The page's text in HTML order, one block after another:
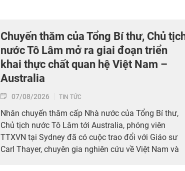
Chuyến thăm của Tổng Bí thư, Chủ
nước Tô Lâm mở ra giai đoạn triển
khai thực chất quan hệ Việt Nam –
Australia
07/08/2026 TIN TỨC
Nhân chuyến thăm cấp Nhà nước của Tổng Bí thư,
Chủ tịch nước Tô Lâm tới Australia, phóng viên
TTXVN tại Sydney đã có cuộc trao đổi với Giáo sư
Carl Thayer, chuyên gia nghiên cứu về Việt Nam và